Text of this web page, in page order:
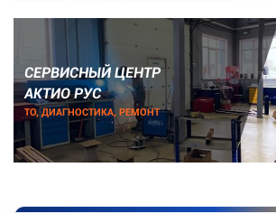
СЕРВИСНЫЙ ЦЕНТР
АКТИО РУС
ТО, ДИАГНОСТИКА, РЕМОНТ